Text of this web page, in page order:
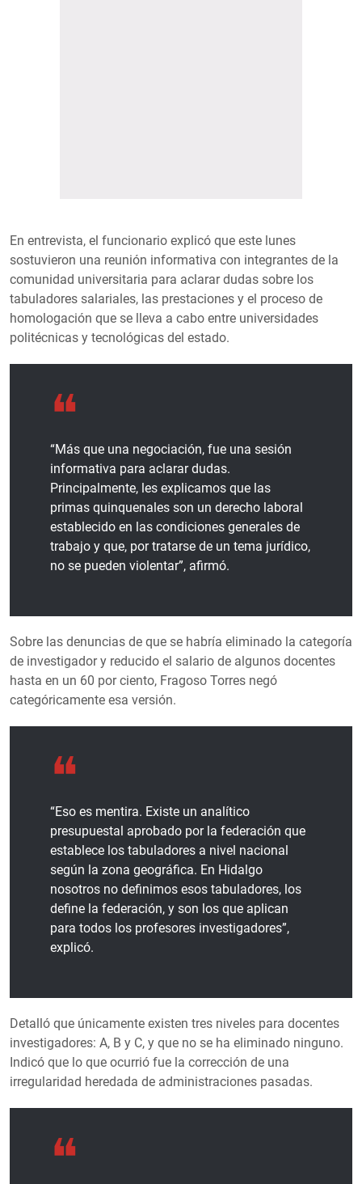
En entrevista, el funcionario explicó que este lunes
sostuvieron una reunión informativa con integrantes de la
comunidad universitaria para aclarar dudas sobre los
tabuladores salariales, las prestaciones y el proceso de
homologación que se lleva a cabo entre universidades
politécnicas y tecnológicas del estado.
“Más que una negociación, fue una sesión
informativa para aclarar dudas.
Principalmente, les explicamos que las
primas quinquenales son un derecho laboral
establecido en las condiciones generales de
trabajo y que, por tratarse de un tema jurídico,
no se pueden violentar”, afirmó.
Sobre las denuncias de que se habría eliminado la categoría
de investigador y reducido el salario de algunos docentes
hasta en un 60 por ciento, Fragoso Torres negó
categóricamente esa versión.
“Eso es mentira. Existe un analítico
presupuestal aprobado por la federación que
establece los tabuladores a nivel nacional
según la zona geográfica. En Hidalgo
nosotros no definimos esos tabuladores, los
define la federación, y son los que aplican
para todos los profesores investigadores”,
explicó.
Detalló que únicamente existen tres niveles para docentes
investigadores: A, B y C, y que no se ha eliminado ninguno.
Indicó que lo que ocurrió fue la corrección de una
irregularidad heredada de administraciones pasadas.